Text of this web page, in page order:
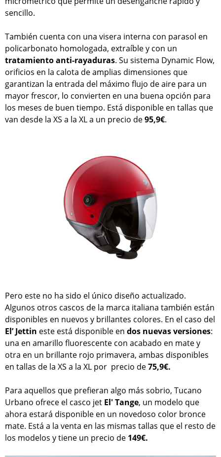
sencillo.
También cuenta con una visera interna con parasol en
policarbonato homologada, extraíble y con un
tratamiento anti-rayaduras. Su sistema Dynamic Flow,
orificios en la calota de amplias dimensiones que
garantizan la entrada del máximo flujo de aire para un
mayor frescor, lo convierten en una buena opción para
los meses de buen tiempo. Está disponible en tallas que
van desde la XS a la XL a un precio de95,9€.
Pero este no ha sido el único diseño actualizado.
Algunos otros cascos de la marca italiana también están
disponibles en nuevos y brillantes colores. En el caso del
El’ Jettin este está disponible en dos nuevas versiones:
una en amarillo fluorescente con acabado en mate y
otra en un brillante rojo primavera, ambas disponibles
en tallas de la XS a la XL por precio de75,9€.
Para aquellos que prefieran algo más sobrio, Tucano
Urbano ofrece el casco jet El' Tange, un modelo que
ahora estará disponible en un novedoso color bronce
mate. Está a la venta en las mismas tallas que el resto de
los modelos y tiene un precio de 149€.